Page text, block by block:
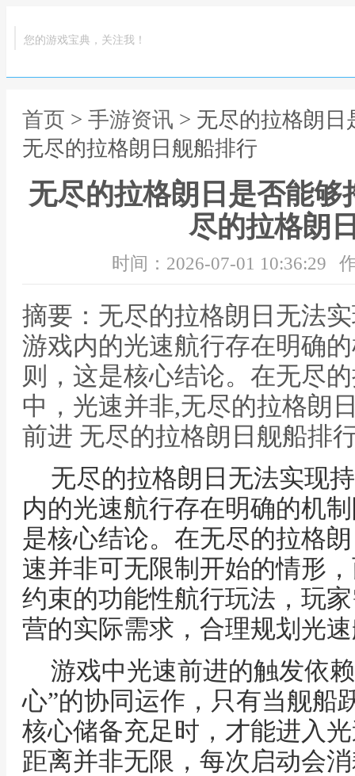
您的游戏宝典，关注我！
首页 > 手游资讯 > 无尽的拉格朗
无尽的拉格朗日舰船排行
无尽的拉格朗日是否能够
尽的拉格朗
时间：2026-07-01 10:36:29
摘要：无尽的拉格朗日无法
游戏内的光速航行存在明确
则，这是核心结论。在无尽
中，光速并非,无尽的拉格朗
前进 无尽的拉格朗日舰船排
无尽的拉格朗日无法实现
内的光速航行存在明确的机
是核心结论。在无尽的拉格
速并非可无限制开始的情形
约束的功能性航行玩法，玩
营的实际需求，合理规划光
游戏中光速前进的触发依
心”的协同运作，只有当舰船
核心储备充足时，才能进入
距离并非无限，每次启动会